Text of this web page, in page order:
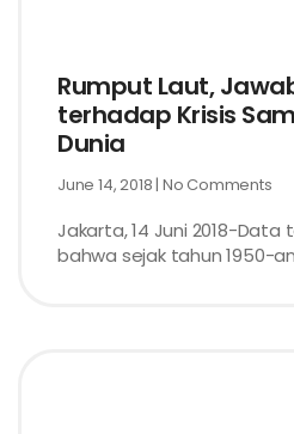
Rumput Laut,
terhadap Krisis
Dunia
June 14, 2018 No Comments
Jakarta, 14 Juni 2018-Data
bahwa sejak tahun 1950-